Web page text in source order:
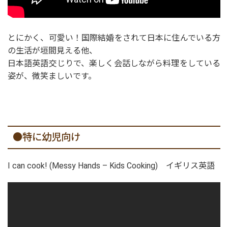
とにかく、可愛い！国際結婚をされて日本に住んでいる方
の生活が垣間見える他、
日本語英語交じりで、楽しく会話しながら料理をしている
姿が、微笑ましいです。
●特に幼児向け
I can cook! (Messy Hands – Kids Cooking) イギリス英語